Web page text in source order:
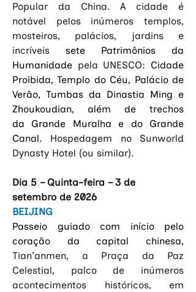
Popular da China. A cidade é
notável pelos inúmeros templos,
mosteiros, palácios, jardins e
incríveis sete Patrimônios da
Humanidade pela UNESCO: Cidade
Proibida, Templo do Céu, Palácio de
Verão, Tumbas da Dinastia Ming e
Zhoukoudian, além de trechos
da Grande Muralha e do Grande
Canal. Hospedagem no Sunworld
Dynasty Hotel (ou similar).
Dia 5 – Quinta-feira – 3 de
setembro de 2026
BEIJING
Passeio guiado com início pelo
Tian'anmen, a Praça da Paz
Celestial, palco de inúmeros
acontecimentos históricos, em